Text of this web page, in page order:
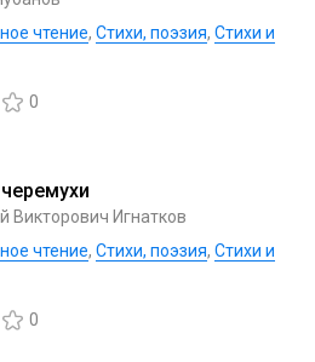
чтение, Cтихи, поэзия, Стихи и
0
Викторович Игнатков
чтение, Cтихи, поэзия, Стихи и
0